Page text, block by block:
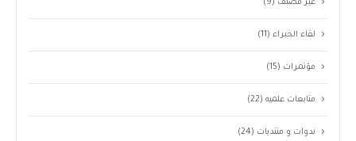
غير مصنف (9)
لقاء الخبراء(11)
مؤتمرات (15)
متابعات علميه(22)
ندوات و منتديات (24)